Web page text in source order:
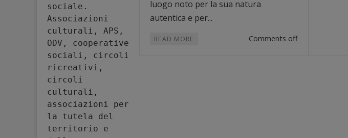
sociale.
Associazioni
culturali, APS,
ODV, cooperative
sociali, circoli
ricreativi,
circoli
culturali,
associazioni per
la tutela del
territorio e
luogo noto per la sua natura
autentica e per...
READ MORE Comments off